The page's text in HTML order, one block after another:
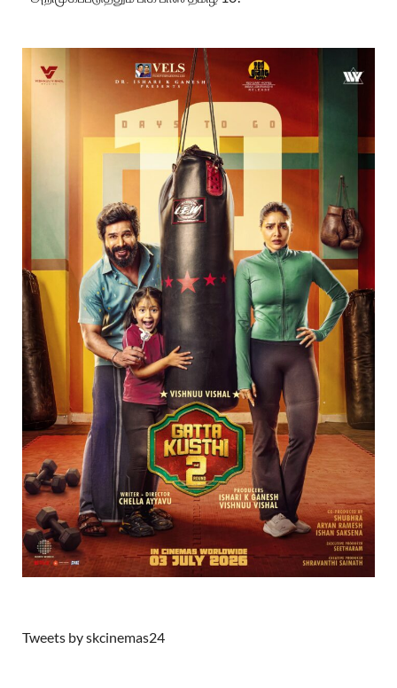
Tweets by skcinemas24